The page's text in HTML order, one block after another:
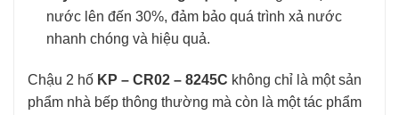
nước lên đến 30%, đảm bảo quá trình xả nước
nhanh chóng và hiệu quả.
Chậu 2 hố KP – CR02 – 8245C không chỉ là một sản
phẩm nhà bếp thông thường mà còn là một tác phẩm